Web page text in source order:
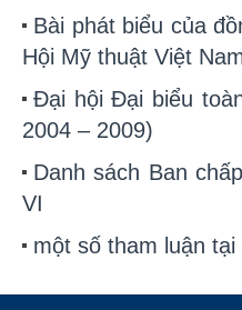
Bài phát biểu của
Hội Mỹ thuật Việt
Đại hội Đại biểu
2004 – 2009)
Danh sách Ban
VI
một số tham luận